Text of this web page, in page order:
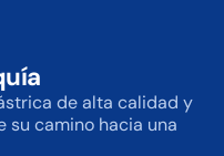
de alta calidad y
su camino hacia una